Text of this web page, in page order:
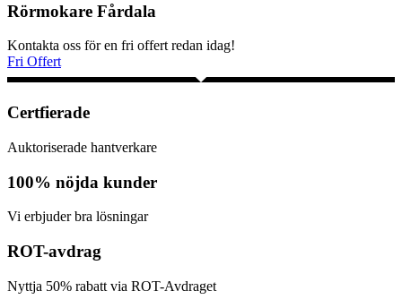
Rörmokare Fårdala
Kontakta oss för en fri offert redan idag!
Fri Offert
Certfierade
Auktoriserade hantverkare
100% nöjda kunder
Vi erbjuder bra lösningar
ROT-avdrag
Nyttja 50% rabatt via ROT-Avdraget